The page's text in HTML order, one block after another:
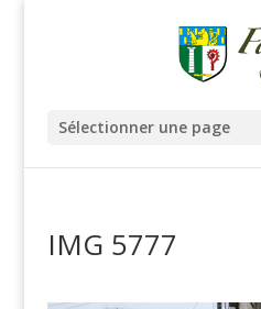
Sélectionner une page
IMG 5777